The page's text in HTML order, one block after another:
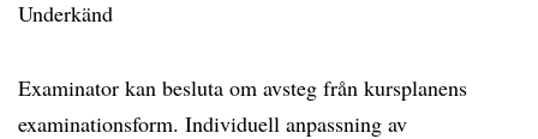
Underkänd
Examinator kan besluta om avsteg från kursplanens
examinationsform. Individuell anpassning av